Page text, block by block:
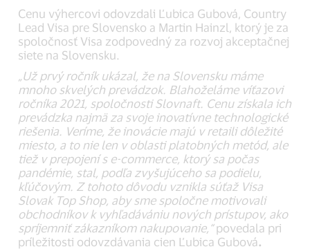
Cenu výhercovi odovzdali Ľubica Gubová, Country
Lead Visa pre Slovensko a Martin Hainzl, ktorý je za
spoločnosť Visa zodpovedný za rozvoj akceptačnej
siete na Slovensku.
„Už prvý ročník ukázal, že na Slovensku máme
mnoho skvelých prevádzok. Blahoželáme víťazovi
ročníka 2021, spoločnosti Slovnaft. Cenu získala ich
prevádzka najmä za svoje inovatívne technologické
riešenia. Veríme, že inovácie majú v retaili dôležité
miesto, a to nie len v oblasti platobných metód, ale
tiež v prepojení s e-commerce, ktorý sa počas
pandémie, stal, podľa zvyšujúceho sa podielu,
kľúčovým. Z tohoto dôvodu vznikla súťaž Visa
Slovak Top Shop, aby sme spoločne motivovali
obchodníkov k vyhľadávániu nových prístupov, ako
spríjemniť zákazníkom nakupovanie,“povedala pri
príležitosti odovzdávania cien Ľubica Gubová.